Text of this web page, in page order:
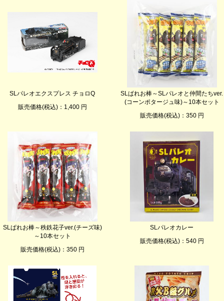
SLパレオエクスプレス チョロQ
販売価格(税込)：1,400 円
SLぱれお棒～SLパレオと仲間たちver.
(コーンポタージュ味)～10本セット
販売価格(税込)：350 円
SLぱれお棒～秩鉄花子ver.(チーズ味)
～10本セット
販売価格(税込)：350 円
SLパレオカレー
販売価格(税込)：540 円